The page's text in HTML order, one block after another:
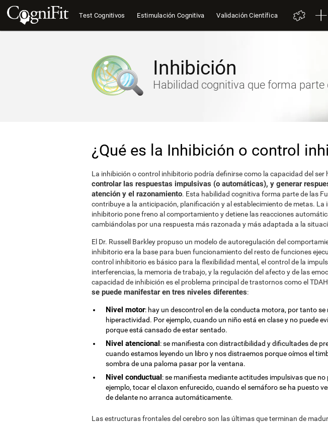
Test Cognitivos Estimulación Cognitiva Validación Científica
Inhibición
Habilidad cognitiva que forma
¿Qué es la Inhibición o control
La inhibición o control inhibitorio podría definirse como la capacidad del ser
controlar las respuestas impulsivas (o automáticas), y generar
atención y el razonamiento. Esta habilidad cognitiva forma parte de las
contribuye a la anticipación, planificación y al establecimiento de metas. La
inhibitorio pone freno al comportamiento y detiene las reacciones
cambiándolas por una respuesta más razonada y más adaptada a la
El Dr. Russell Barkley propuso un modelo de autoregulación del
inhibitorio era la base para buen funcionamiento del resto de funciones
control inhibitorio es básico para la flexibilidad mental, el control de la
interferencias, la memoria de trabajo, y la regulación del afecto y de las
capacidad de inhibición es el problema principal de trastornos como el
se puede manifestar en tres niveles diferentes:
Nivel motor: hay un descontrol en de la conducta motora, por tanto
hiperactividad. Por ejemplo, cuando un niño está en clase y no puede
porque está cansado de estar sentado.
Nivel atencional: se manifiesta con distractibilidad y dificultades de
cuando estamos leyendo un libro y nos distraemos porque oímos el
sombra de una paloma pasar por la ventana.
Nivel conductual: se manifiesta mediante actitudes impulsivas que
ejemplo, tocar el claxon enfurecido, cuando el semáforo se ha puesto
de delante no arranca automáticamente.
Las estructuras frontales del cerebro son las últimas que terminan de